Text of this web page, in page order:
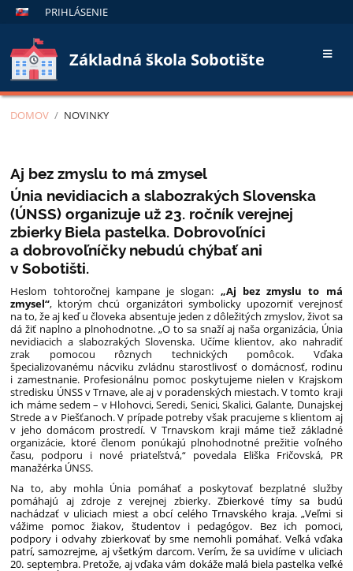
PRIHLÁSENIE
Základná škola Sobotište
DOMOV / NOVINKY
Aj bez zmyslu to má zmysel
Únia nevidiacich a slabozrakých Slovenska
(ÚNSS) organizuje už 23. ročník verejnej
zbierky Biela pastelka. Dobrovoľníci
a dobrovoľníčky nebudú chýbať ani
v Sobotišti.
Heslom tohtoročnej kampane je slogan: „Aj bez zmyslu to má
zmysel“, ktorým chcú organizátori symbolicky upozorniť verejnosť
na to, že aj keď u človeka absentuje jeden z dôležitých zmyslov, život sa
dá žiť naplno a plnohodnotne. „O to sa snaží aj naša organizácia, Únia
nevidiacich a slabozrakých Slovenska. Učíme klientov, ako nahradiť
zrak pomocou rôznych technických pomôcok. Vďaka
špecializovanému nácviku zvládnu starostlivosť o domácnosť, rodinu
i zamestnanie. Profesionálnu pomoc poskytujeme nielen v Krajskom
stredisku ÚNSS v Trnave, ale aj v poradenských miestach. V tomto kraji
ich máme sedem – v Hlohovci, Seredi, Senici, Skalici, Galante, Dunajskej
Strede a v Piešťanoch. V prípade potreby však pracujeme s klientom aj
v jeho domácom prostredí. V Trnavskom kraji máme tiež základné
organizácie, ktoré členom ponúkajú plnohodnotné prežitie voľného
času, podporu i nové priateľstvá,“ povedala Eliška Fričovská, PR
manažérka ÚNSS.
Na to, aby mohla Únia pomáhať a poskytovať bezplatné služby
pomáhajú aj zdroje z verejnej zbierky. Zbierkové tímy sa budú
nachádzať v uliciach miest a obcí celého Trnavského kraja. „Veľmi si
vážime pomoc žiakov, študentov i pedagógov. Bez ich pomoci,
podpory i odvahy zbierkovať by sme nemohli pomáhať. Veľká vďaka
patrí, samozrejme, aj všetkým darcom. Verím, že sa uvidíme v uliciach
20. septembra. Pretože, aj vďaka vám dokáže malá biela pastelka veľké